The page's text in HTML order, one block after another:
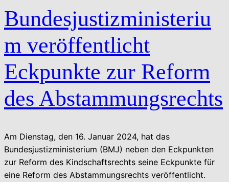
Bundesjustizministeriu
m veröffentlicht
Eckpunkte zur Reform
des Abstammungsrechts
Am Dienstag, den 16. Januar 2024, hat das
Bundesjustizministerium (BMJ) neben den Eckpunkten
zur Reform des Kindschaftsrechts seine Eckpunkte für
eine Reform des Abstammungsrechts veröffentlicht.